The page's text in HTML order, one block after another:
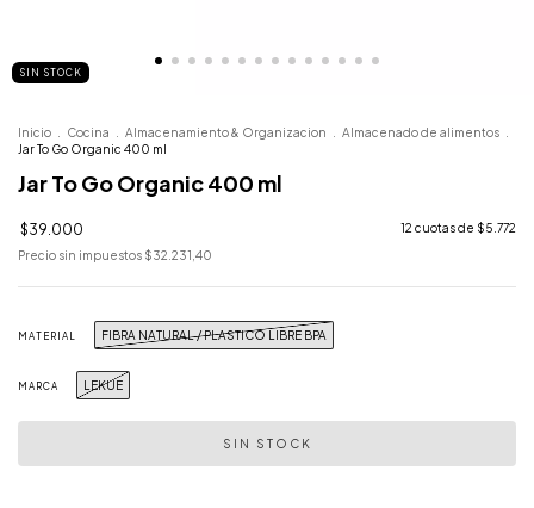
SIN STOCK
Inicio Cocina Almacenamiento & Organizacion Almacenado de alimentos
Jar To Go Organic 400 ml
Jar To Go Organic 400 ml
$39.000 12 cuotas de $5.772
Precio sin impuestos $32.231,40
MATERIAL FIBRA NATURAL / PLASTICO LIBRE BPA
MARCA LEKUE